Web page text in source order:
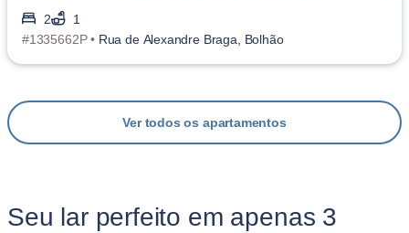
2
1
#1335662P • Rua de Alexandre Braga, Bolhão
Ver todos os apartamentos
Seu lar perfeito em apenas 3